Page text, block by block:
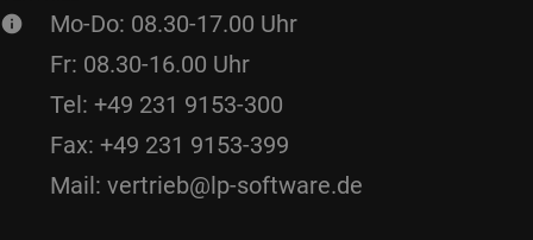
Mo-Do: 08.30-17.00 Uhr
Fr: 08.30-16.00 Uhr
Tel: +49 231 9153-300
Fax: +49 231 9153-399
Mail: vertrieb@lp-software.de